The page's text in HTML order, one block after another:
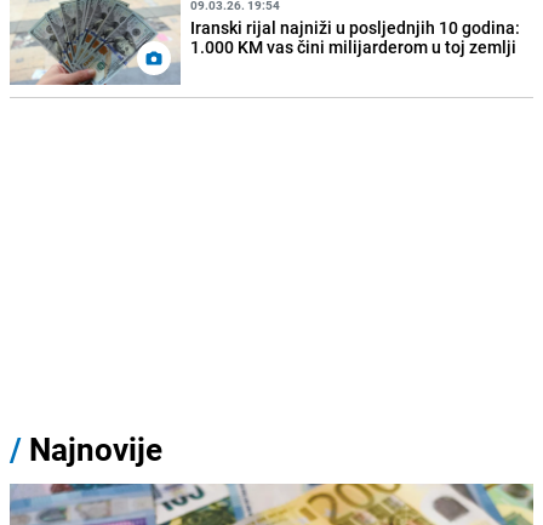
09.03.26. 19:54
Iranski rijal najniži u posljednjih 10 godina:
1.000 KM vas čini milijarderom u toj zemlji
/ Najnovije